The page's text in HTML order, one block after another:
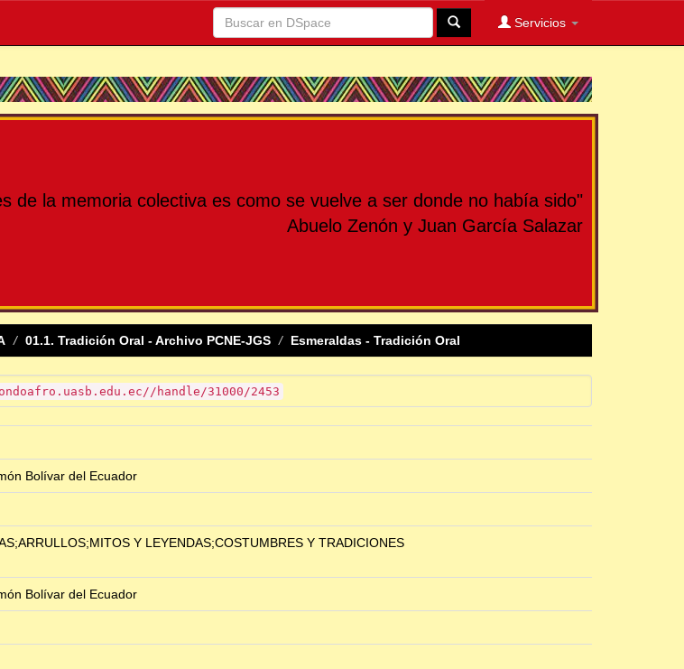
Servicios
de la memoria colectiva es como se vuelve a ser donde no había sido"
Abuelo Zenón y Juan García Salazar
01.1. Tradición Oral - Archivo PCNE-JGS Esmeraldas - Tradición Oral
handle/31000/2453
Bolívar del Ecuador
Y LEYENDAS;COSTUMBRES Y TRADICIONES
Bolívar del Ecuador